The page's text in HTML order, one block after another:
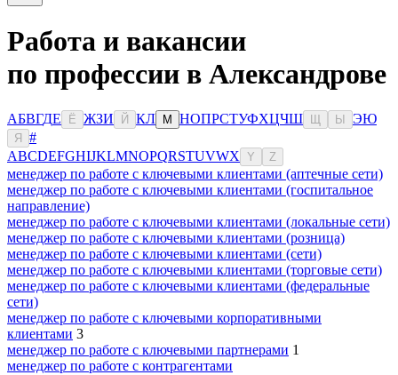
Работа и вакансии
по профессии в Александрове
АБВГДЕ Ё ЖЗИ Й КЛ М НОПРСТУФХЦЧШ Ы ЭЮ
Я
#
ABCDEFGHIJKLMNOPQRSTUVWX Y Z
менеджер по работе с ключевыми клиентами (аптечные сети)
менеджер по работе с ключевыми клиентами (госпитальное
направление)
менеджер по работе с ключевыми клиентами (локальные сети)
менеджер по работе с ключевыми клиентами (розница)
менеджер по работе с ключевыми клиентами (сети)
менеджер по работе с ключевыми клиентами (торговые сети)
менеджер по работе с ключевыми клиентами (федеральные
сети)
менеджер по работе с ключевыми корпоративными
клиентами 3
менеджер по работе с ключевыми партнерами 1
менеджер по работе с контрагентами